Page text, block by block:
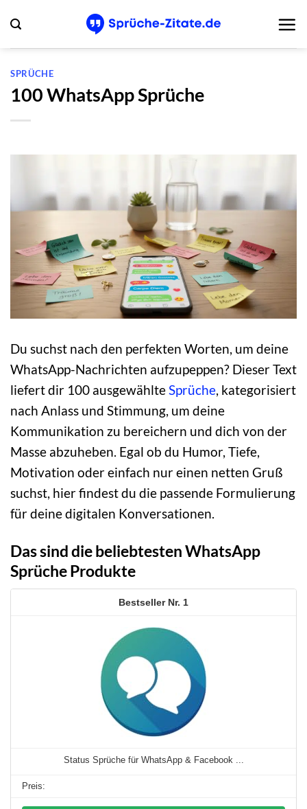
Inhalt
springen
SPRÜCHE
100 WhatsApp Sprüche
Du suchst nach den perfekten Worten, um deine
WhatsApp-Nachrichten aufzupeppen? Dieser Text
liefert dir 100 ausgewählteSprüche, kategorisiert
nach Anlass und Stimmung, um deine
Kommunikation zu bereichern und dich von der
Masse abzuheben. Egal ob du Humor, Tiefe,
Motivation oder einfach nur einen netten Gruß
suchst, hier findest du die passende Formulierung
für deine digitalen Konversationen.
Das sind die beliebtesten WhatsApp
Sprüche Produkte
1
Status Sprüche für WhatsApp & Facebook ...